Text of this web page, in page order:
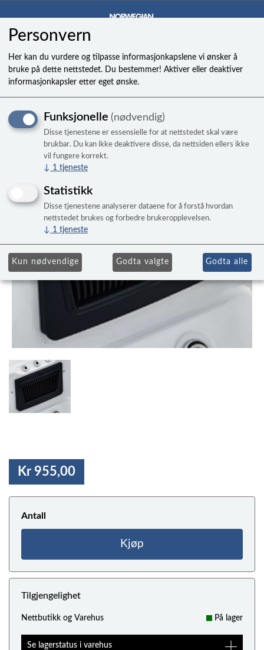
Filtergitter sort til
Breeze/Storm/Surf/Coast/
Kr 955,00
Antall
Kjøp
Tilgjengelighet
Nettbutikk og Varehus På lager
Se lagerstatus i varehus
Personvern
Her kan du vurdere og tilpasse informasjonkapslene vi ønsker å
bruke på dette nettstedet. Du bestemmer! Aktiver eller deaktiver
informasjonkapsler etter eget ønske.
Funksjonelle (nødvendig)
Disse tjenestene er essensielle for at nettstedet skal være
brukbar. Du kan ikke deaktivere disse, da nettsiden ellers ikke
vil fungere korrekt.
↓ 1 tjeneste
Statistikk
Disse tjenestene analyserer dataene for å forstå hvordan
nettstedet brukes og forbedre brukeropplevelsen.
↓ 1 tjeneste
Kun nødvendige Godta valgte Godta alle